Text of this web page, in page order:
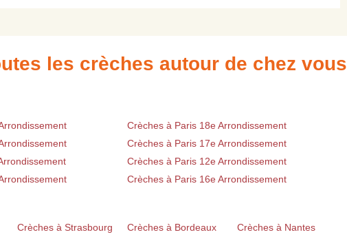
les crèches autour de chez vous
Crèches à Paris 18e Arrondissement
Crèches à Paris 17e Arrondissement
Crèches à Paris 12e Arrondissement
Crèches à Paris 16e Arrondissement
Crèches à Strasbourg Crèches à Bordeaux
Crèches à Nantes